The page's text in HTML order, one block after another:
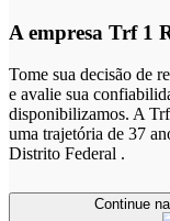
A empresa Trf 1
Tome sua decisão de
e avalie sua
disponibilizamos. A
uma trajetória de 37
Distrito Federal .